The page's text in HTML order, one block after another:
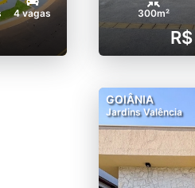
4 vagas 300m²
GOIÂNIA
Jardins Valência